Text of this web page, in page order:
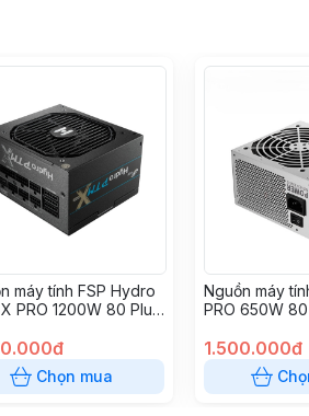
máy tính FSP Hydro
PRO 1200W 80 Plus
Chọn mua
Nguồn máy
PRO 650W
1.500.000đ